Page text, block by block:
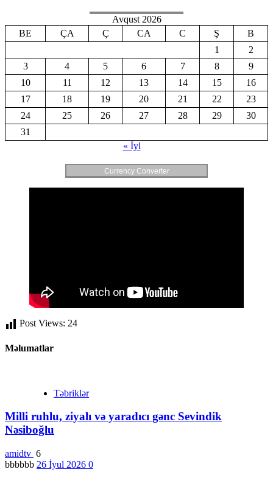
Avqust 2026
BE
ÇA Ç CA C Ş
B
1
2
3
4 5 6 7 8
9
10
11 12 13 14 15
16
17
18 19 20 21 22
23
24
25 26 27 28 29
30
31
« İyl
Currency Converter
Post Views: 24
Məlumatlar
Təbriklər
Milli ruhlu, ziyalı və yaradıcı gənc Sevindik
Nəsiboğlu
amidtv 6
bbbbbb 26 İyul 2026 0